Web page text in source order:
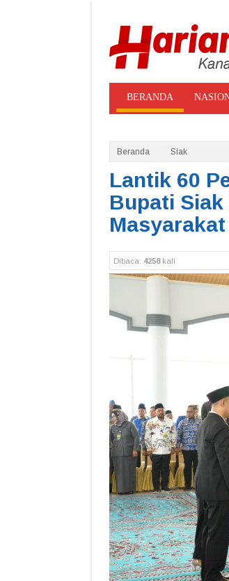
BERANDA
Beranda Siak
Lantik 60
Bupati Siak
Masyarakat
Dibaca: 4258kali